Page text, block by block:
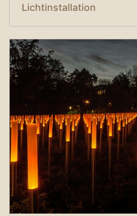
Lichtinstallation